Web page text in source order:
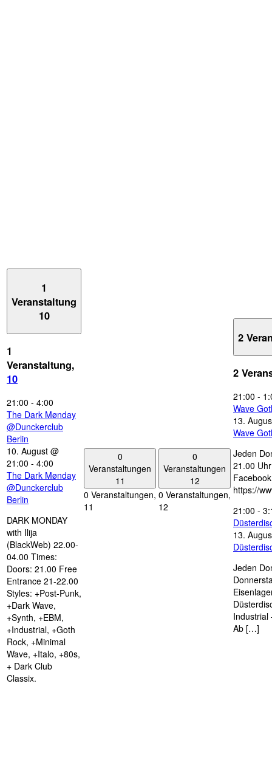
1
Veranstaltung
10
1
Veranstaltung,
10
21:00 - 4:00
The Dark Mønday
@Dunckerclub
Berlin
10. August @
21:00 - 4:00
The Dark Mønday
@Dunckerclub
Berlin
DARK MONDAY
with Ilija
(BlackWeb) 22.00-
04.00 Times:
Doors: 21.00 Free
Entrance 21-22.00
Styles: +Post-Punk,
+Dark Wave,
+Synth, +EBM,
+Industrial, +Goth
Rock, +Minimal
Wave, +Italo, +80s,
+ Dark Club
Classix.
0
Veranstaltungen
11
0 Veranstaltungen,
11
0
Veranstaltungen
12
0 Veranstaltungen,
12
2
2
21:00 -
Wave
13.
Wave
Jeden
21.00
https://
21:00 -
13.
Jeden
Industrial
Ab […]